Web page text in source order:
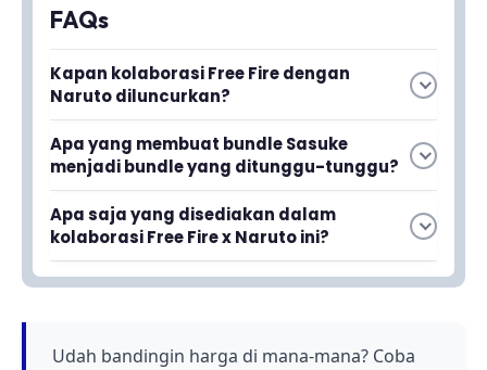
FAQs
Kapan kolaborasi Free Fire dengan
Naruto diluncurkan?
Baca juga Kode Redeem FF 8 Oktober
2024 Siap Diklaim!
Kolaborasi antara Free Fire dan Naruto resmi
diluncurkan pada 10 Januari.
Apa yang membuat bundle Sasuke
menjadi bundle yang ditunggu-tunggu?
Bundle ini menampilkan busana khas Sasuke
dari anime Naruto, sehingga menjadi salah satu
bundle yang paling dinanti para penggemar
anime tersebut.
Apa saja yang disediakan dalam
kolaborasi Free Fire x Naruto ini?
Kolaborasi ini menghadirkan berbagai bundle
Udah bandingin harga di mana-mana? Coba